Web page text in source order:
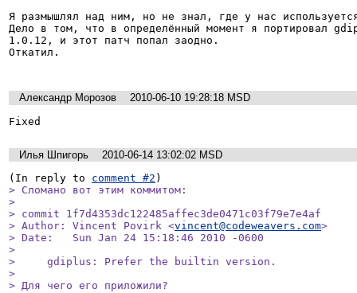
Я размышлял над ним, но не знал, где у нас
Дело в том, что в определённый момент я портировал
1.0.12, и этот патч попал заодно.
Откатил.
Александр Морозов
2010-06-10 19:28:18 MSD
Fixed
Илья Шпигорь
2010-06-14 13:02:02 MSD
(In reply to comment #2
> Сломано вот этим коммитом:
>
> commit 1f7d4353dc122485affec3de0471c03f79e7e4af
> Author: Vincent Povirk <vincent@codeweavers.com>
> Date:   Sun Jan 24 15:18:46 2010 -0600
>
>     gdiplus: Prefer the builtin version.
>
> Для чего его приложили?